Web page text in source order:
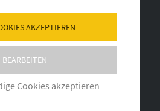
Neuheiten und Angebote vom
AKZEPTIEREN
BEARBEITEN
Cookies akzeptieren